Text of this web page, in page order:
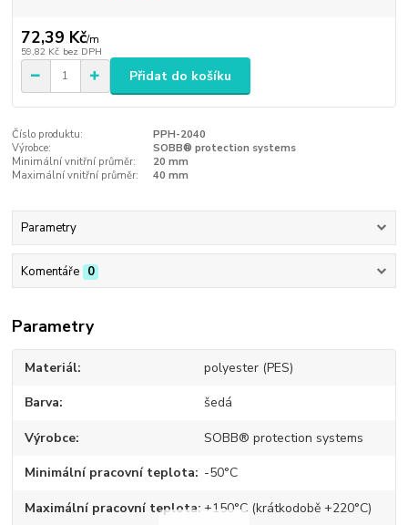
72,39 Kč/m
59,82 Kč bez DPH
Přidat do košíku
Číslo produktu:
PPH-2040
Výrobce:
SOBB® protection systems
Minimální vnitřní průměr:
20 mm
Maximální vnitřní průměr:
40 mm
Parametry
Komentáře 0
Parametry
Materiál polyester (PES)
Barva šedá
Výrobce SOBB® protection systems
Minimální pracovní teplota -50°C
Maximální pracovní teplota +150°C (krátkodobě +220°C)